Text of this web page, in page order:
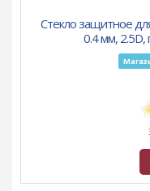
Стекло защитное
0.4 мм, 2.5D,